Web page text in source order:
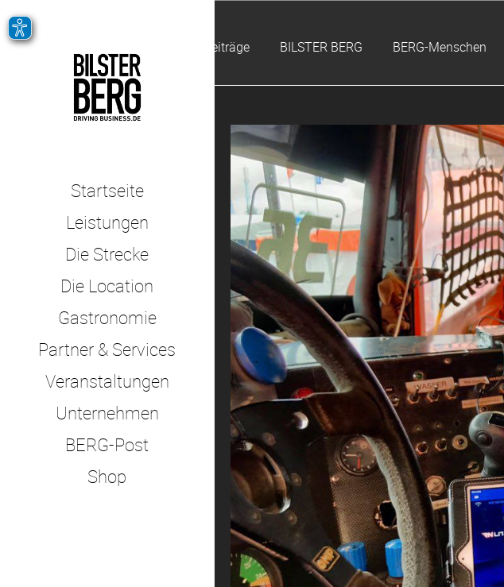
Startseite
Leistungen
Die Strecke
Die Location
Gastronomie
Partner & Services
Veranstaltungen
Unternehmen
BERG-Post
Shop
Alle Beiträge BILSTER BERG BERG-Menschen